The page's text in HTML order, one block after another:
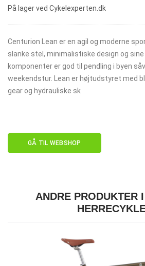
På lager ved Cykelexperten.dk
Centurion Lean er en agil og moderne
slanke stel, minimalistiske design og
komponenter er god til pendling i byen
weekendstur. Lean er højtudstyret med
gear og hydrauliske sk
GÅ TIL WEBSHOP
ANDRE PRODUKTER